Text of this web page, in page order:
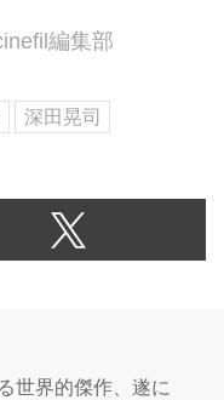
編集部
深田晃司
世界的傑作、遂に